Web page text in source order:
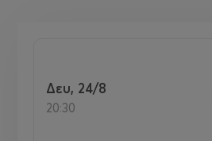
Δευ, 24/8
20:30